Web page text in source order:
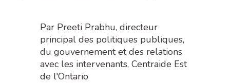
Par Preeti Prabhu, directeur
principal des politiques publiques,
du gouvernement et des relations
avec les intervenants, Centraide Est
de l'Ontario